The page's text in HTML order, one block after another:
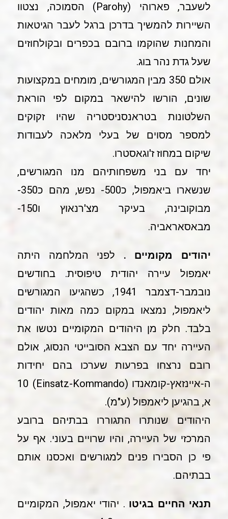
לשעבר, פארוהי (Parohy) הסמוכה, נצטוו
השיירות להמשיך בדרכן ברגל לעבר הגיטאות
והמחנות שהוקמו ברובם בכפרים ובקולחוזים
שעל גדת נהר בוג.
אולם 350 מבין המגורשים, מומחים במקצועות
שונים, הורשו להישאר במקום לפי הוראת
השלטונות בטראנסניסטריה שהיו זקוקים
למספר מסוים של בעלי מלאכה לעבודות
שיקום במחוז ז'וגאסטרו.
יחד עם בני משפחותיהם מנו המגורשים,
שנשארו ביאמפול, כ500- נפש, מהם כ350-
מבוקובינה, בעיקר מצ'רנאוץ ו150-
מבאסאראביה.
יהודים מקומיים . לפני המלחמה היתה
יאמפול עיירה יהודית טיפוסית. בחודשים
נובמבר-דצמבר 1941, כשהגיעו המגורשים
ליאמפול, נמצאו במקום כמה מאות יהודים
בלבד. חלק מן היהודים המקומיים נטשו את
העיירה יחד עם הצבא הסובייטי הנסוג, אולם
רובם נרצחו בפרעות שערכו בהם יחידות
ה-איינזאץ-קומאנדו (Einsatz-Kommando) 10
א, בהגיען ליאמפול (ע"מ).
היהודים שנותרו התגוררו בבתיהם ברובע
המרכזי של העיירה, והיו שרויים בעוני. אף על
פי כן הסבירו פנים למגורשים ואכסנו אותם
בבתיהם.
תנאי החיים בגיטו . יהודי יאמפול, המקומיים